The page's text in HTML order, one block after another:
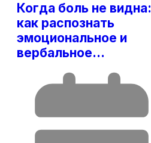
Когда боль не видна:
как распознать
эмоциональное и
вербальное…